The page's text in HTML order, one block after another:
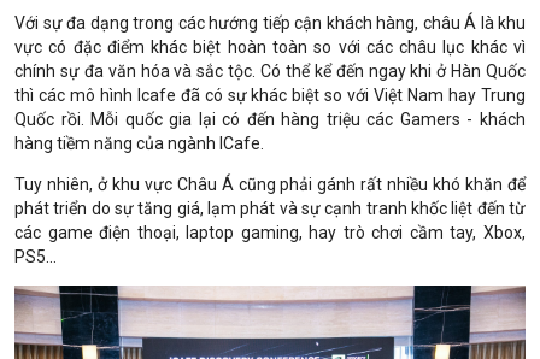
Với sự đa dạng trong các hướng tiếp cận khách hàng, châu Á là khu
vực có đặc điểm khác biệt hoàn toàn so với các châu lục khác vì
chính sự đa văn hóa và sắc tộc. Có thể kể đến ngay khi ở Hàn Quốc
thì các mô hình Icafe đã có sự khác biệt so với Việt Nam hay Trung
Quốc rồi. Mỗi quốc gia lại có đến hàng triệu các Gamers - khách
hàng tiềm năng của ngành ICafe.
Tuy nhiên, ở khu vực Châu Á cũng phải gánh rất nhiều khó khăn để
phát triển do sự tăng giá, lạm phát và sự cạnh tranh khốc liệt đến từ
các game điện thoại, laptop gaming, hay trò chơi cầm tay, Xbox,
PS5…